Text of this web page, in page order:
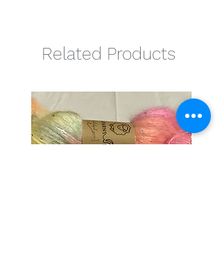
Related Products